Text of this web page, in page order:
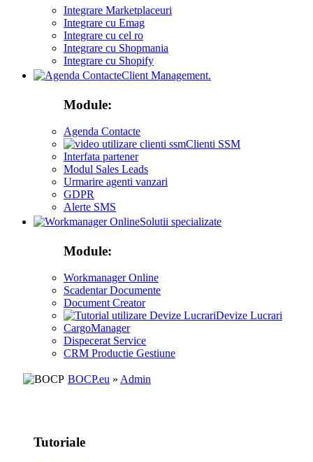
Integrare Marketplaceuri
Integrare cu Emag
Integrare cu cel ro
Integrare cu Shopmania
Integrare cu Shopify
Client Management.
Module:
Agenda Contacte
Clienti SSM
Interfata partener
Modul Sales Leads
Urmarire agenti vanzari
GDPR
Alerte SMS
Solutii specializate
Module:
Workmanager Online
Scadentar Documente
Document Creator
Devize Lucrari
CargoManager
Dispecerat Service
CRM Productie Gestiune
BOCP.eu » Admin
Tutoriale